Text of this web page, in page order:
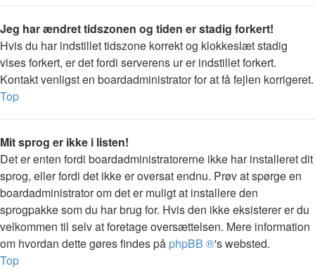
Jeg har ændret tidszonen og tiden er stadig forkert!
Hvis du har indstillet tidszone korrekt og klokkeslæt stadig
vises forkert, er det fordi serverens ur er indstillet forkert.
Kontakt venligst en boardadministrator for at få fejlen korrigeret.
Top
Mit sprog er ikke i listen!
Det er enten fordi boardadministratorerne ikke har installeret dit
sprog, eller fordi det ikke er oversat endnu. Prøv at spørge en
boardadministrator om det er muligt at installere den
sprogpakke som du har brug for. Hvis den ikke eksisterer er du
velkommen til selv at foretage oversættelsen. Mere information
om hvordan dette gøres findes på phpBB ®'s websted.
Top